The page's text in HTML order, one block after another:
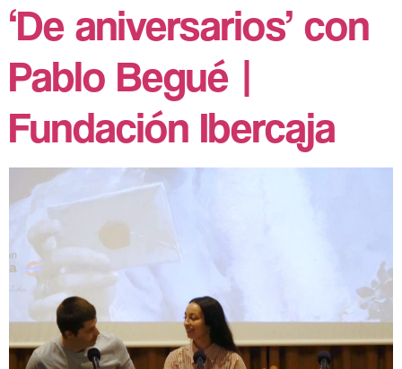
‘De aniversarios’ con
Pablo Begué |
Fundación Ibercaja